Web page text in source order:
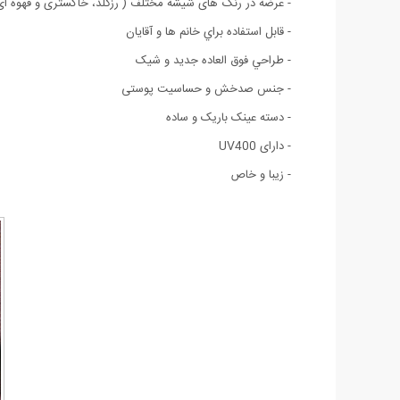
- قابل استفاده براي خانم ها و آقايان
- طراحي فوق العاده جديد و شيک
- جنس صدخش و حساسیت پوستی
- دسته عینک باریک و ساده
- دارای UV400
- زیبا و خاص